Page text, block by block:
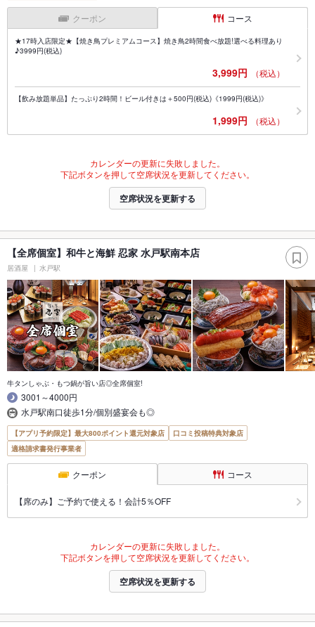
クーポン コース
★17時入店限定★【焼き鳥プレミアムコース】焼き鳥2時間食べ放題!選べる料理あり
♪3999円(税込)
3,999円 （税込）
【飲み放題単品】たっぷり2時間！ビール付きは＋500円(税込)《1999円(税込)》
1,999円 （税込）
カレンダーの更新に失敗しました。
下記ボタンを押して空席状況を更新してください。
空席状況を更新する
【全席個室】和牛と海鮮 忍家 水戸駅南本店
居酒屋 水戸駅
牛タンしゃぶ・もつ鍋が旨い店◎全席個室!
3001～4000円
水戸駅南口徒歩1分/個別盛宴会も◎
【アプリ予約限定】最大800ポイント還元対象店
口コミ投稿特典対象店
適格請求書発行事業者
クーポン コース
【席のみ】ご予約で使える！会計5％OFF
カレンダーの更新に失敗しました。
下記ボタンを押して空席状況を更新してください。
空席状況を更新する